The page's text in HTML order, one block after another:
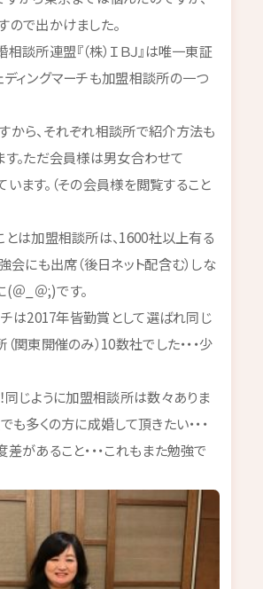
で出かけました。
談所連盟『（株）ＩＢＪ』は唯一東証
ディングマーチも加盟相談所の一つ
から、それぞれ相談所で紹介方法も
。ただ会員様は男女合わせて
ます。（その会員様を閲覧すること
とは加盟相談所は、1600社以上有る
にも出席（後日ネット配含む）しな
＠_＠;)です。
は2017年皆勤賞として選ばれ同じ
関東開催のみ）10数社でした・・・少
同じように加盟相談所は数々ありま
も多くの方に成婚して頂きたい・・・
があること・・・これもまた勉強で